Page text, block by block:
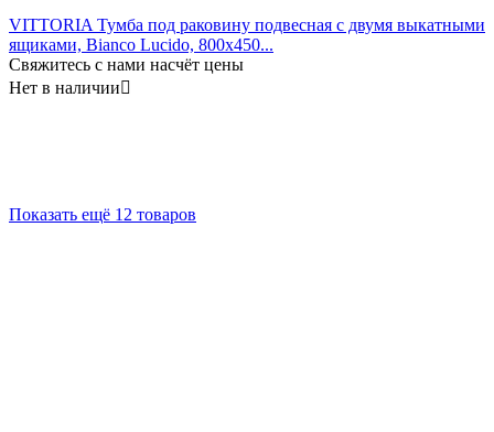
VITTORIA Тумба под раковину подвесная с двумя выкатными
ящиками, Bianco Lucido, 800x450...
Свяжитесь с нами насчёт цены
Нет в наличии
Показать ещё 12 товаров